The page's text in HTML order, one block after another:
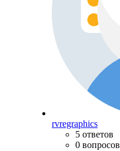
rvregraphics
5 ответов
0 вопросов